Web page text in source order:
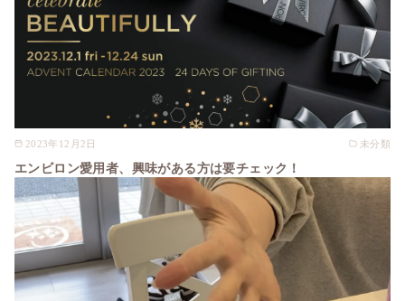
2023年12月2日 未分類
エンビロン愛用者、興味がある方は要チェック！